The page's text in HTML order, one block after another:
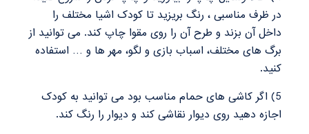
در ظرف مناسبی ، رنگ بریزید تا کودک اشیا مختلف را
داخل آن بزند و طرح آن را روی مقوا چاپ کند. می توانید از
برگ های مختلف، اسباب بازی و لگو، مهر ها و … استفاده
کنید.
5) اگر کاشی های حمام مناسب بود می توانید به کودک
اجازه دهید روی دیوار نقاشی کند و دیوار را رنگ کند.